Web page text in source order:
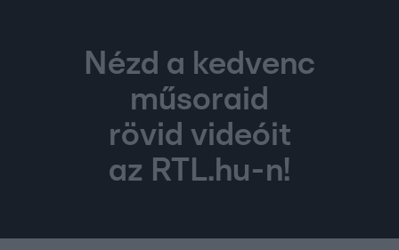
Nézd a kedvenc
műsoraid
rövid videóit
az RTL.hu-n!